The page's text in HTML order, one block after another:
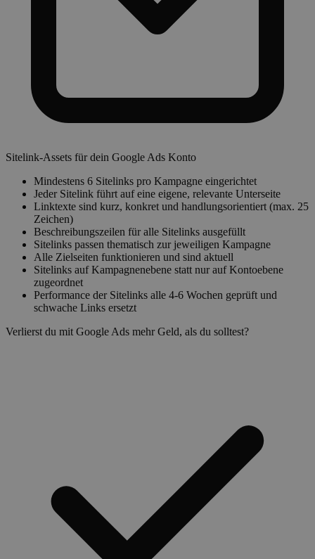
Sitelink-Assets für dein Google Ads Konto
Mindestens 6 Sitelinks pro Kampagne eingerichtet
Jeder Sitelink führt auf eine eigene, relevante Unterseite
Linktexte sind kurz, konkret und handlungsorientiert (max. 25
Zeichen)
Beschreibungszeilen für alle Sitelinks ausgefüllt
Sitelinks passen thematisch zur jeweiligen Kampagne
Alle Zielseiten funktionieren und sind aktuell
Sitelinks auf Kampagnenebene statt nur auf Kontoebene
zugeordnet
Performance der Sitelinks alle 4-6 Wochen geprüft und
schwache Links ersetzt
Verlierst du mit Google Ads mehr Geld, als du solltest?